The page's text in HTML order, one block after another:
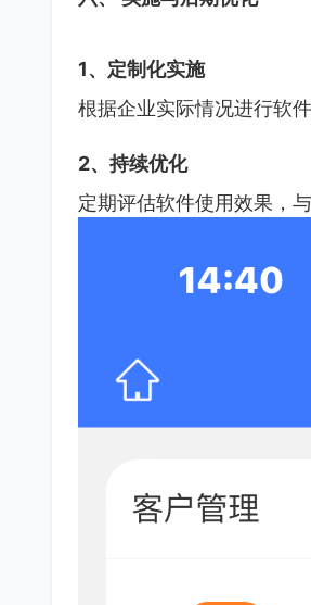
1、定制化实施
根据企业实际情况进行软
2、持续优化
定期评估软件使用效果，